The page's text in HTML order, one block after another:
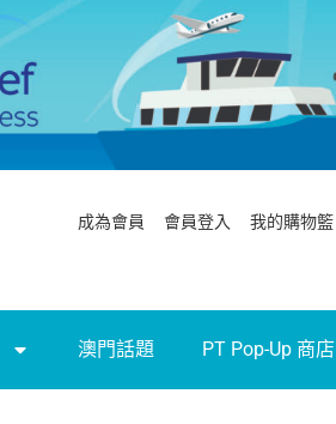
成為會員 會員登入 我的購物籃
澳門話題 PT Pop-Up 商店